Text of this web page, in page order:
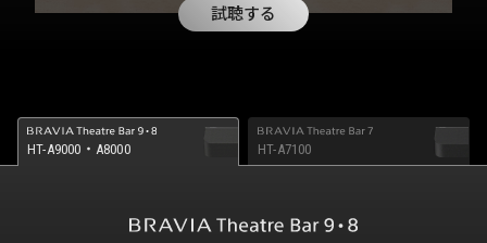
試聴する
HT-A9000・A8000 HT-A7100